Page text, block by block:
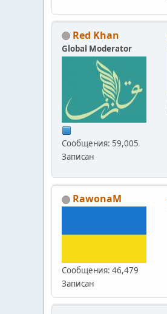
Red Khan
Global Moderator
Сообщения: 59,005
Записан
RawonaM
Сообщения: 46,479
Записан